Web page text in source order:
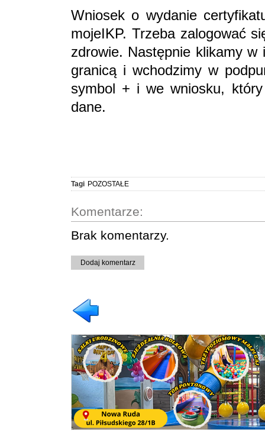
Wniosek o wydanie
mojeIKP. Trzeba zalogować
zdrowie. Następnie klikamy
granicą i wchodzimy w
symbol + i we wniosku,
dane.
Tagi POZOSTAŁE
Komentarze:
Brak komentarzy.
Dodaj komentarz